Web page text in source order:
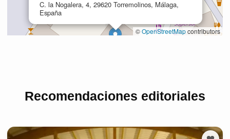
Recomendaciones editoriales